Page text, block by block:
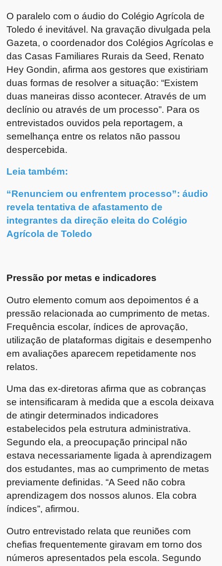
O paralelo com o áudio do Colégio Agrícola de
Toledo é inevitável. Na gravação divulgada pela
Gazeta, o coordenador dos Colégios Agrícolas e
das Casas Familiares Rurais da Seed, Renato
Hey Gondin, afirma aos gestores que existiriam
duas formas de resolver a situação: “Existem
duas maneiras disso acontecer. Através de um
declínio ou através de um processo”. Para os
entrevistados ouvidos pela reportagem, a
semelhança entre os relatos não passou
despercebida.
Leia também:
“Renunciem ou enfrentem processo”: áudio
revela tentativa de afastamento de
integrantes da direção eleita do Colégio
Agrícola de Toledo
Pressão por metas e indicadores
Outro elemento comum aos depoimentos é a
pressão relacionada ao cumprimento de metas.
Frequência escolar, índices de aprovação,
utilização de plataformas digitais e desempenho
em avaliações aparecem repetidamente nos
relatos.
Uma das ex-diretoras afirma que as cobranças
se intensificaram à medida que a escola deixava
de atingir determinados indicadores
estabelecidos pela estrutura administrativa.
Segundo ela, a preocupação principal não
estava necessariamente ligada à aprendizagem
dos estudantes, mas ao cumprimento de metas
previamente definidas. “A Seed não cobra
aprendizagem dos nossos alunos. Ela cobra
índices”, afirmou.
Outro entrevistado relata que reuniões com
chefias frequentemente giravam em torno dos
números apresentados pela escola. Segundo